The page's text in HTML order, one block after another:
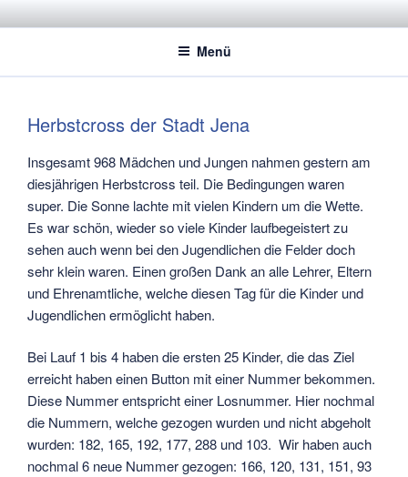
InhaltSTADTSPORTBUND JENA E.V.
Dachverband der Jenaer Sportvereine
Menü
Herbstcross der Stadt Jena
Insgesamt 968 Mädchen und Jungen nahmen gestern am
diesjährigen Herbstcross teil. Die Bedingungen waren
super. Die Sonne lachte mit vielen Kindern um die Wette.
Es war schön, wieder so viele Kinder laufbegeistert zu
sehen auch wenn bei den Jugendlichen die Felder doch
sehr klein waren. Einen großen Dank an alle Lehrer, Eltern
und Ehrenamtliche, welche diesen Tag für die Kinder und
Jugendlichen ermöglicht haben.
Bei Lauf 1 bis 4 haben die ersten 25 Kinder, die das Ziel
erreicht haben einen Button mit einer Nummer bekommen.
Diese Nummer entspricht einer Losnummer. Hier nochmal
die Nummern, welche gezogen wurden und nicht abgeholt
wurden: 182, 165, 192, 177, 288 und 103. Wir haben auch
nochmal 6 neue Nummer gezogen: 166, 120, 131, 151, 93